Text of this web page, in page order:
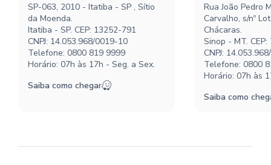
SP-063, 2010 - Itatiba - SP , Sítio
da Moenda.
Itatiba - SP. CEP: 13252-791
CNPJ: 14.053.968/0019-10
Telefone: 0800 819 9999
Horário: 07h às 17h - Seg. a Sex.
Saiba como chegar
Rua João Pedro
Carvalho, s/nº
Chácaras.
Sinop - MT.
CNPJ:
Telefone: 0800
Horário: 07h às
Saiba como